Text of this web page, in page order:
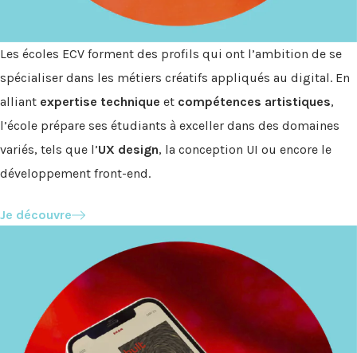
Les écoles ECV forment des profils qui ont l’ambition de se
spécialiser dans les métiers créatifs appliqués au digital. En
alliant expertise technique et compétences artistiques,
l’école prépare ses étudiants à exceller dans des domaines
variés, tels que l’UX design, la conception UI ou encore le
développement front-end.
Je découvre